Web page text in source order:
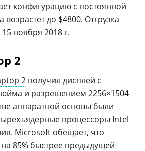
конфигурацию с постоянной
до $4800. Отгрузка
ноября 2018 г.
2
2 получил дисплей с
и разрешением 2256×1504
аппаратной основы были
процессоры Intel
Microsoft обещает, что
85% быстрее предыдущей